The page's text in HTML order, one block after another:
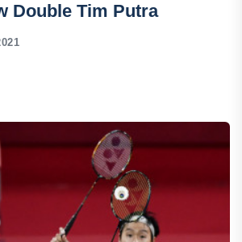
Double Tim Putra